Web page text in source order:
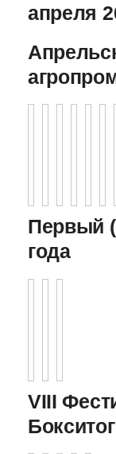
апреля
Первый
года
VIII